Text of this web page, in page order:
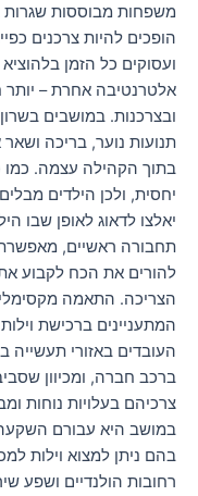
משפחות מבוססות שגרות
הופכים להיות צרכנים
ועסוקים כל הזמן
אלטרנטיבה אחרת – יותר
ובצרכנות. במושבים
תנועות נוער, בריכה
בתוך הקהילה עצמה. כמו
יחסית, ולכן הילדים
יאלצו לדאוג לאופן שבו
תחבורה ראשיים,
להורים את הכח לקבוע
הצריכה. התאמה
המתעניינים ברכישת
העובדים באזורי תעשייה
ברכב חברה, ומכיוון
צרכיהם בעלויות נוחות
במושב היא עבורם
בהם ניתן למצוא וילות
רחובות הולנדיים ושפע